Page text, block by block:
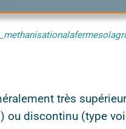
très
ou discontinu (type